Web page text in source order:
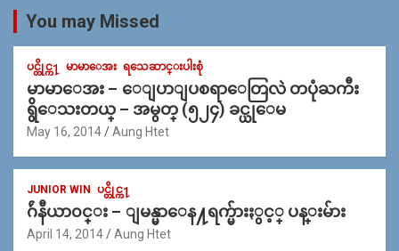
You may Missed
ပင္တိုင္က႑ မာမာေအး ရသေဆာင္းပါးစုံ
မာမာေအး – ေျပာျပစရာေတြလဲ တပုံႀကီး
ရွိေသးတယ္ – အမွတ္ (၅၂၄) ခင္ယုေမ
May 16, 2014 Aung Htet
JUNIOR WIN ပင္တိုင္က႑
ဂ်ဴနီယာ၀င္း – ျမန္မာေန႔ရက္မ်ားႏွင့္ ပန္းမ်ား
April 14, 2014 Aung Htet